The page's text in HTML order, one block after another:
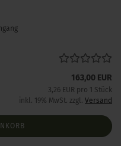
163,00 EUR
3,26 EUR pro 1 Stück
inkl. 19% MwSt. zzgl. Versand